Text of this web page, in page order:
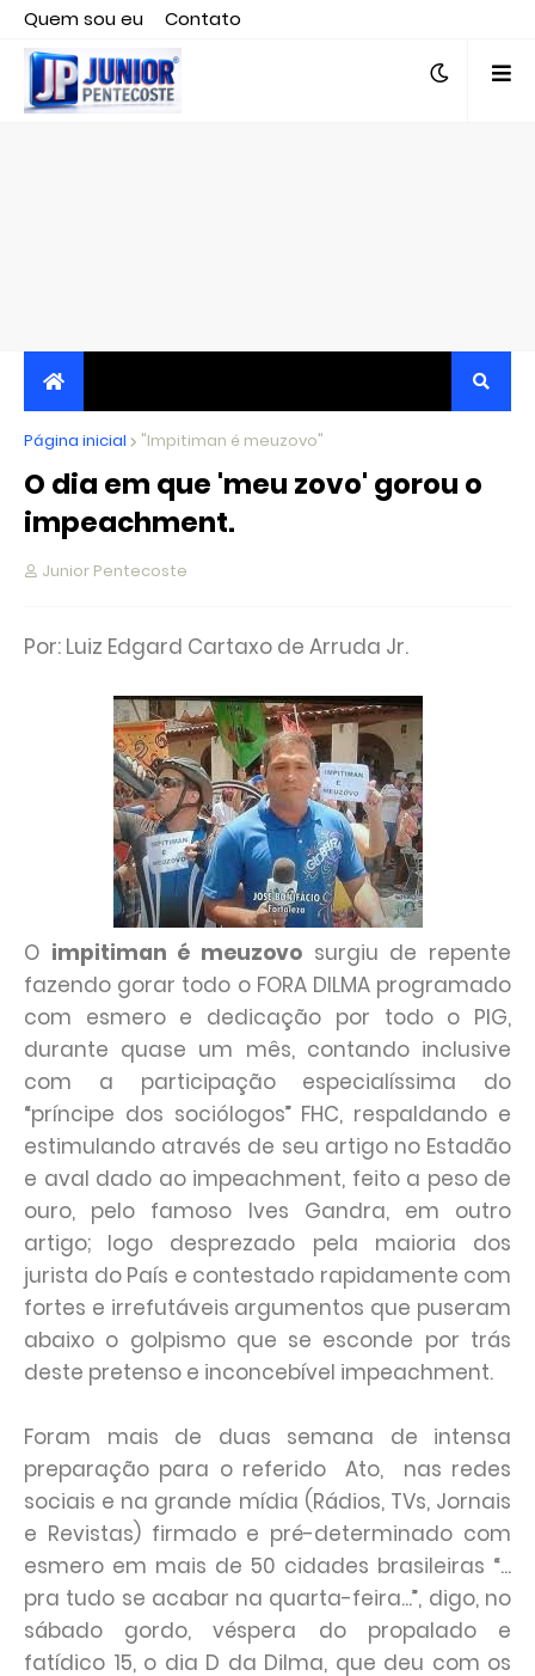
Quem sou eu
Contato
Editor responsável, jornalista Clovis Almeida.
JORNALISMO INDEPENDENTE, TRANSPARENTE E
CRÍTICO
Página inicial "Impitiman é meuzovo"
O dia em que 'meu zovo' gorou o
impeachment.
Junior Pentecoste
Por: Luiz Edgard Cartaxo de Arruda Jr.
O impitiman é meuzovo surgiu de repente
fazendo gorar todo o FORA DILMA programado
com esmero e dedicação por todo o PIG,
durante quase um mês, contando inclusive
com a participação especialíssima do
“príncipe dos sociólogos” FHC, respaldando e
estimulando através de seu artigo no Estadão
e aval dado ao impeachment, feito a peso de
ouro, pelo famoso Ives Gandra, em outro
artigo; logo desprezado pela maioria dos
jurista do País e contestado rapidamente com
fortes e irrefutáveis argumentos que puseram
abaixo o golpismo que se esconde por trás
deste pretenso e inconcebível impeachment.
Foram mais de duas semana de intensa
preparação para o referido Ato, nas redes
sociais e na grande mídia (Rádios, TVs, Jornais
e Revistas) firmado e pré-determinado com
esmero em mais de 50 cidades brasileiras “...
pra tudo se acabar na quarta-feira...”, digo, no
sábado gordo, véspera do propalado e
fatídico 15, o dia D da Dilma, que deu com os